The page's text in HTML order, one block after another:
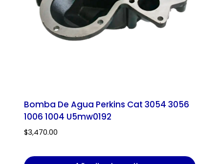
Bomba De Agua Perkins Cat 3054 3056
1006 1004 U5mw0192
$3,470.00